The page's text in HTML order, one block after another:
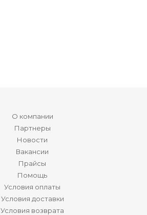
О компании
Партнеры
Новости
Вакансии
Прайсы
Помощь
Условия оплаты
Условия доставки
Условия возврата